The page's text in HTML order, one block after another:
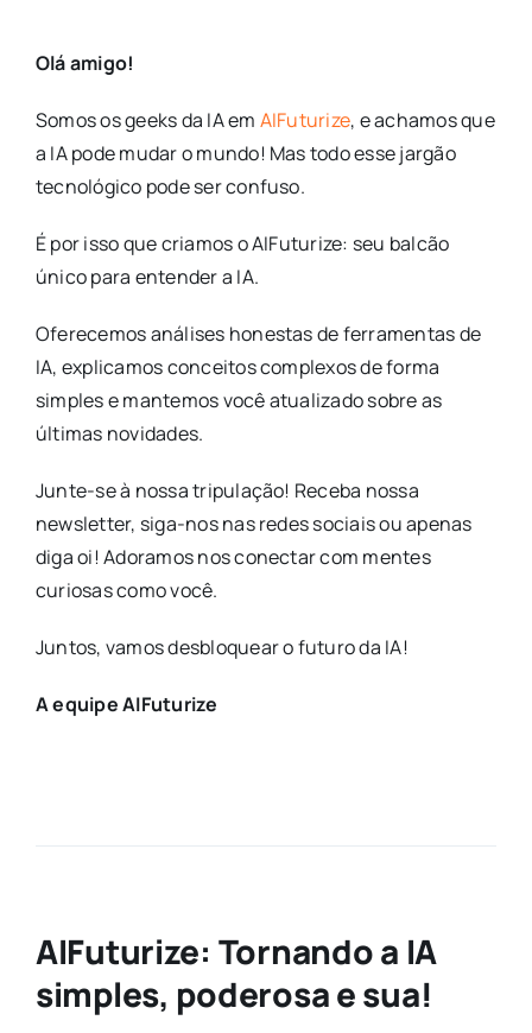
Olá amigo!
Somos os geeks da IA em AIFuturize, e achamos que
a IA pode mudar o mundo! Mas todo esse jargão
tecnológico pode ser confuso.
É por isso que criamos o AIFuturize: seu balcão
único para entender a IA.
Oferecemos análises honestas de ferramentas de
IA, explicamos conceitos complexos de forma
simples e mantemos você atualizado sobre as
últimas novidades.
Junte-se à nossa tripulação! Receba nossa
newsletter, siga-nos nas redes sociais ou apenas
diga oi! Adoramos nos conectar com mentes
curiosas como você.
Juntos, vamos desbloquear o futuro da IA!
A equipe AIFuturize
AIFuturize: Tornando a IA
simples, poderosa e sua!